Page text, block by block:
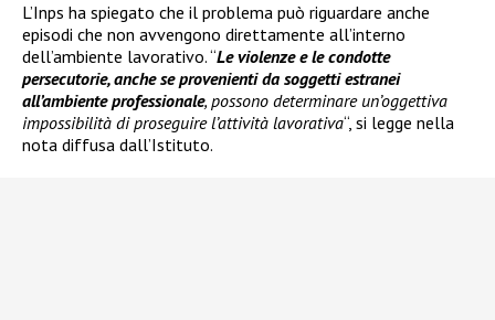
L’Inps ha spiegato che il problema può riguardare anche
episodi che non avvengono direttamente all’interno
dell’ambiente lavorativo. “Le violenze e le condotte
persecutorie, anche se provenienti da soggetti estranei
all’ambiente professionale, possono determinare un’oggettiva
impossibilità di proseguire l’attività lavorativa“, si legge nella
nota diffusa dall’Istituto.